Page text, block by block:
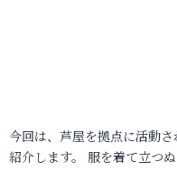
今回は、芦屋を拠点に活動
紹介します。 服を着て立つ